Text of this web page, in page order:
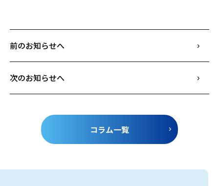
前のお知らせへ
次のお知らせへ
コラム一覧